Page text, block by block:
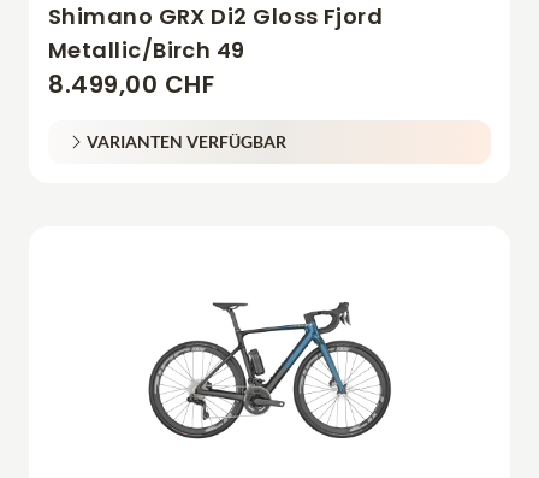
Shimano GRX Di2 Gloss Fjord
Metallic/Birch 49
8.499,00 CHF
VARIANTEN VERFÜGBAR